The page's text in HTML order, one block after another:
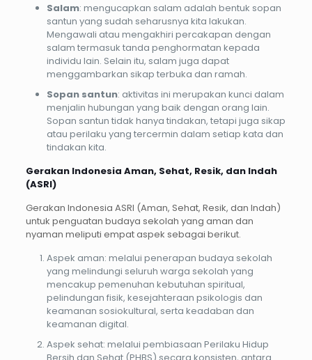
Salam: mengucapkan salam adalah bentuk sopan
santun yang sudah seharusnya kita lakukan.
Mengawali atau mengakhiri percakapan dengan
salam termasuk tanda penghormatan kepada
individu lain. Selain itu, salam juga dapat
menggambarkan sikap terbuka dan ramah.
Sopan santun: aktivitas ini merupakan kunci dalam
menjalin hubungan yang baik dengan orang lain.
Sopan santun tidak hanya tindakan, tetapi juga sikap
atau perilaku yang tercermin dalam setiap kata dan
tindakan kita.
Gerakan Indonesia Aman, Sehat, Resik, dan Indah
(ASRI)
Gerakan Indonesia ASRI (Aman, Sehat, Resik, dan Indah)
untuk penguatan budaya sekolah yang aman dan
nyaman meliputi empat aspek sebagai berikut.
Aspek aman: melalui penerapan budaya sekolah
yang melindungi seluruh warga sekolah yang
mencakup pemenuhan kebutuhan spiritual,
pelindungan fisik, kesejahteraan psikologis dan
keamanan sosiokultural, serta keadaban dan
keamanan digital.
Aspek sehat: melalui pembiasaan Perilaku Hidup
Bersih dan Sehat (PHBS) secara konsisten, antara